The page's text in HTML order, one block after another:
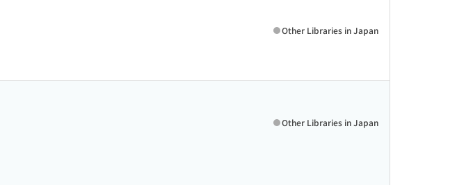
Other Libraries in Japan
Other Libraries in Japan